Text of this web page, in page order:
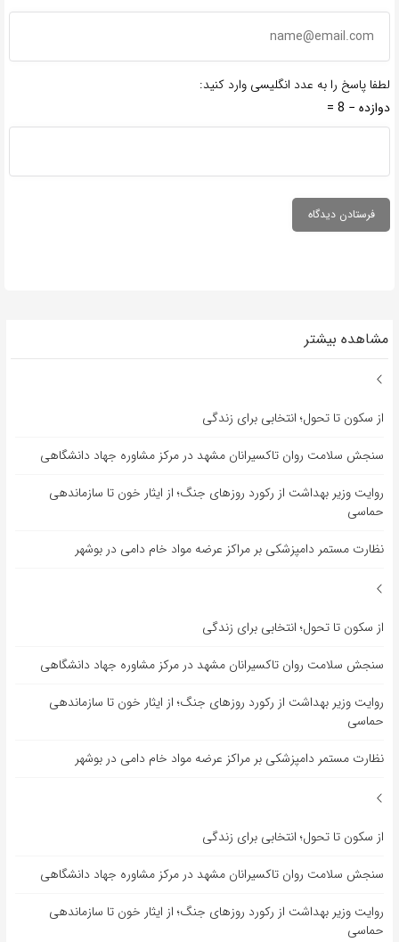
لطفا پاسخ را به عدد انگلیسی وارد کنید:
دوازده − 8 =
مشاهده بیشتر
از سکون تا تحول؛ انتخابی برای زندگی
سنجش سلامت روان تاکسیرانان مشهد در مرکز مشاوره جهاد دانشگاهی
روایت وزیر بهداشت از رکورد روزهای جنگ؛ از ایثار خون تا سازماندهی
حماسی
نظارت مستمر دامپزشکی بر مراکز عرضه مواد خام دامی در بوشهر
از سکون تا تحول؛ انتخابی برای زندگی
سنجش سلامت روان تاکسیرانان مشهد در مرکز مشاوره جهاد دانشگاهی
روایت وزیر بهداشت از رکورد روزهای جنگ؛ از ایثار خون تا سازماندهی
حماسی
نظارت مستمر دامپزشکی بر مراکز عرضه مواد خام دامی در بوشهر
از سکون تا تحول؛ انتخابی برای زندگی
سنجش سلامت روان تاکسیرانان مشهد در مرکز مشاوره جهاد دانشگاهی
روایت وزیر بهداشت از رکورد روزهای جنگ؛ از ایثار خون تا سازماندهی
حماسی